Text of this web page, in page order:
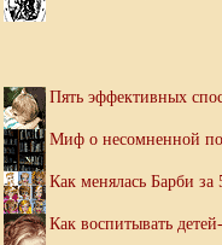
Пять эффективных
Миф о несомненной
Как менялась Барби за
Как воспитывать